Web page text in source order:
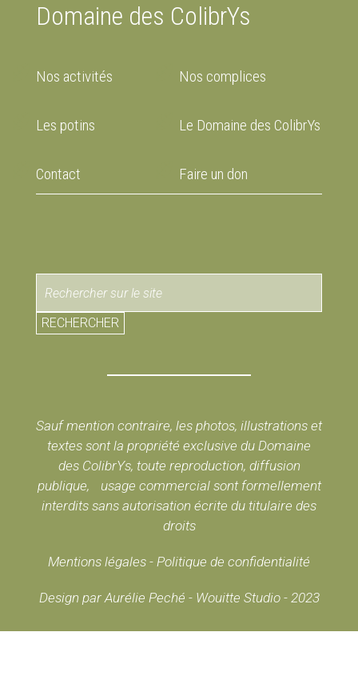
Domaine des ColibrYs
Nos activités Nos complices
Les potins Le Domaine des ColibrYs
Contact Faire un don
RECHERCHER
Sauf mention contraire, les photos, illustrations et
textes sont la propriété exclusive du Domaine
des ColibrYs, toute reproduction, diffusion
publique, usage commercial sont formellement
interdits sans autorisation écrite du titulaire des
droits
Mentions légales - Politique de confidentialité
Design par Aurélie Peché - Wouitte Studio - 2023